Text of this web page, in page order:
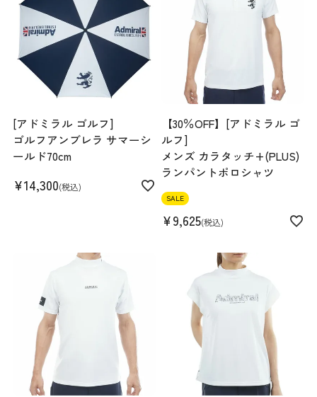
[アドミラル ゴルフ]
ゴルフアンブレラ サマーシ
ールド70cm
¥14,300 税込
【30％OFF】[アドミラル ゴ
ルフ]
メンズ カラタッチ+(PLUS)
ランパントポロシャツ
SALE
¥9,625 税込